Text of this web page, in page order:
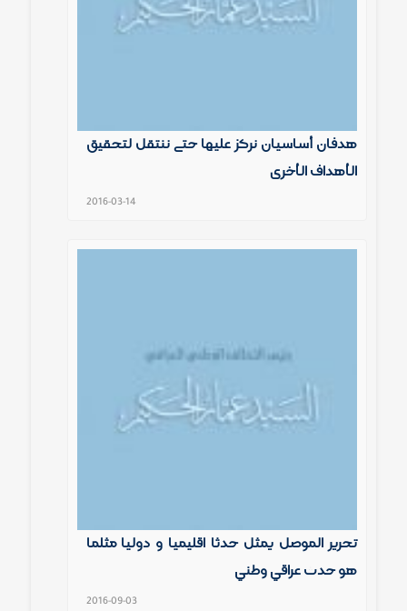
هدفان أساسيان نركز عليها حتى ننتقل لتحقيق
الأهداف الأخرى
2016-03-14
تحرير الموصل يمثل حدثا اقليميا و دوليا مثلما
هو حدث عراقي وطني
2016-09-03